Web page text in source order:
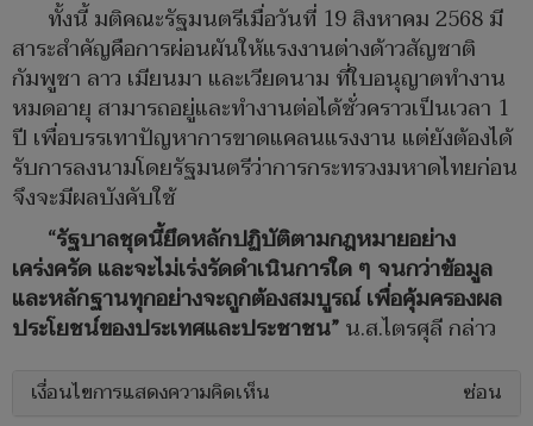
ทั้งนี้ มติคณะรัฐมนตรีเมื่อวันที่ 19 สิงหาคม 2568 มี
สาระสำคัญคือการผ่อนผันให้แรงงานต่างด้าวสัญชาติ
กัมพูชา ลาว เมียนมา และเวียดนาม ที่ใบอนุญาตทำงาน
หมดอายุ สามารถอยู่และทำงานต่อได้ชั่วคราวเป็นเวลา 1
ปี เพื่อบรรเทาปัญหาการขาดแคลนแรงงาน แต่ยังต้องได้
รับการลงนามโดยรัฐมนตรีว่าการกระทรวงมหาดไทยก่อน
จึงจะมีผลบังคับใช้
“รัฐบาลชุดนี้ยึดหลักปฏิบัติตามกฎหมายอย่าง
เคร่งครัด และจะไม่เร่งรัดดำเนินการใด ๆ จนกว่าข้อมูล
และหลักฐานทุกอย่างจะถูกต้องสมบูรณ์ เพื่อคุ้มครองผล
ประโยชน์ของประเทศและประชาชน”น.ส.ไตรศุลี กล่าว
เงื่อนไขการแสดงความคิดเห็น ซ่อน